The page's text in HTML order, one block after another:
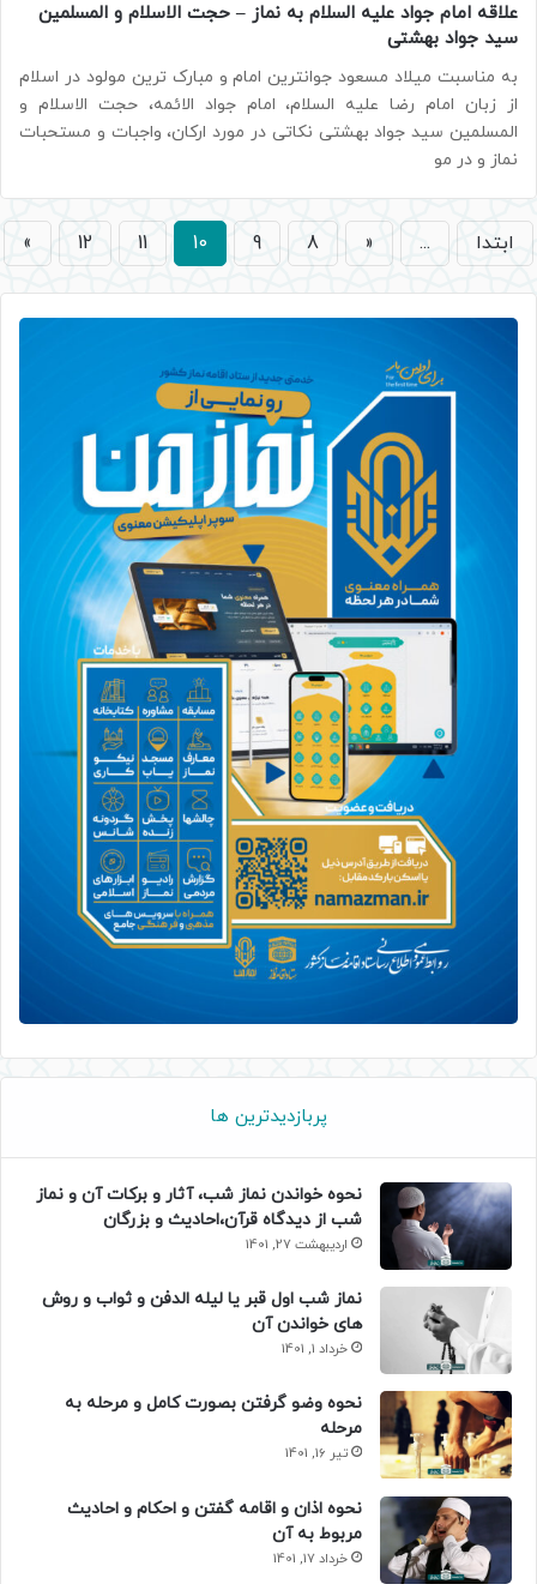
علاقه امام جواد علیه السلام به نماز – حجت الاسلام و المسلمین
سید جواد بهشتی
به مناسبت میلاد مسعود جوانترین امام و مبارک ترین مولود در اسلام
از زبان امام رضا علیه السلام، امام جواد الائمه، حجت الاسلام و
المسلمین سید جواد بهشتی نکاتی در مورد ارکان، واجبات و مستحبات
نماز و در مو
ابتدا ...
«
8
9
10
11
12
»
پربازدیدترین ها
نحوه خواندن نماز شب، آثار و برکات آن و نماز
شب از دیدگاه قرآن،احادیث و بزرگان
اردیبهشت 27, 1401
نماز شب اول قبر یا لیله الدفن و ثواب و روش
های خواندن آن
خرداد 1, 1401
نحوه وضو گرفتن بصورت کامل و مرحله به
مرحله
تیر 16, 1401
نحوه اذان و اقامه گفتن و احکام و احادیث
مربوط به آن
خرداد 17, 1401